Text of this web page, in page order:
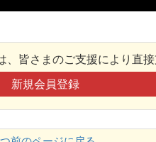
、皆さまのご支援により直
新規会員登録